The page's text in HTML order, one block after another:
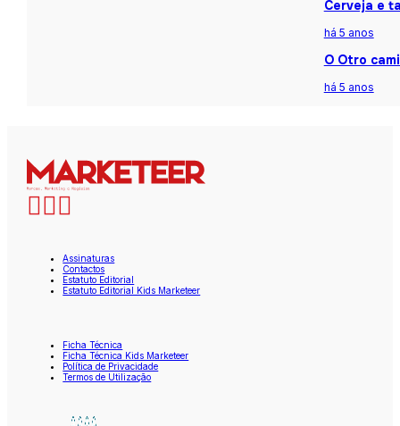
Cerveja e
há 5 anos
O Otro
há 5 anos
Assinaturas
Contactos
Estatuto Editorial
Estatuto Editorial Kids Marketeer
Ficha Técnica
Ficha Técnica Kids Marketeer
Política de Privacidade
Termos de Utilização